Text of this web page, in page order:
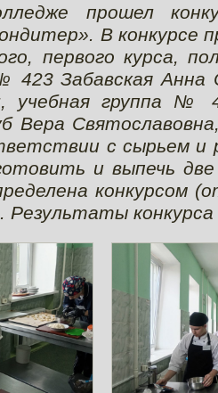
прошел
В конкурсе
первого курса,
423 Забавская
учебная группа №
Вера
с сырьем и
и выпечь
конкурсом